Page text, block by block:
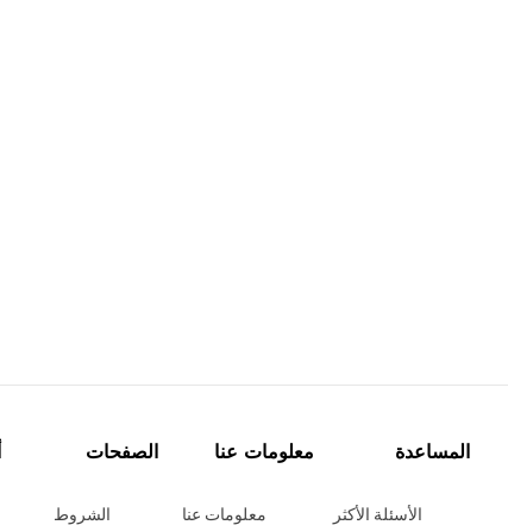
المساعدة
الأسئلة الأكثر
معلومات عنا
معلومات عنا
الصفحات
الشروط